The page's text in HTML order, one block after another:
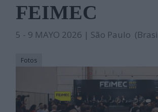
FEIMEC
5 - 9 MAYO 2026 | São Paulo
Fotos